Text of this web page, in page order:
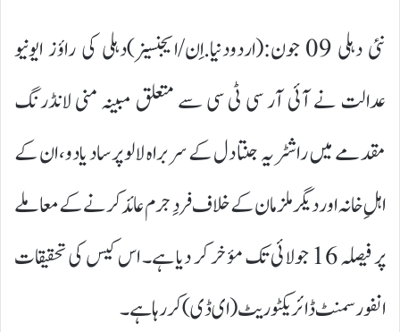
نئی دہلی 09 جون:(اردودنیا.اِن/ایجنسیز)دہلی کی راؤز ایونیو
عدالت نے آئی آر سی ٹی سی سے متعلق مبینہ منی لانڈرنگ
مقدمے میں راشٹریہ جنتا دل کے سربراہ لالو پرساد یادو، ان کے
اہلِ خانہ اور دیگر ملزمان کے خلاف فردِ جرم عائد کرنے کے معاملے
پر فیصلہ 16 جولائی تک مؤخر کر دیا ہے۔ اس کیس کی تحقیقات
انفورسمنٹ ڈائریکٹوریٹ (ای ڈی) کر رہا ہے۔